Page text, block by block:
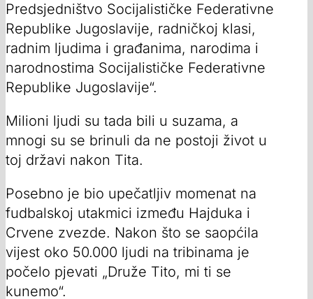
Predsjedništvo Socijalističke Federativne
Republike Jugoslavije, radničkoj klasi,
radnim ljudima i građanima, narodima i
narodnostima Socijalističke Federativne
Republike Jugoslavije“.
Milioni ljudi su tada bili u suzama, a
mnogi su se brinuli da ne postoji život u
toj državi nakon Tita.
Posebno je bio upečatljiv momenat na
fudbalskoj utakmici između Hajduka i
Crvene zvezde. Nakon što se saopćila
vijest oko 50.000 ljudi na tribinama je
počelo pjevati „Druže Tito, mi ti se
kunemo“.